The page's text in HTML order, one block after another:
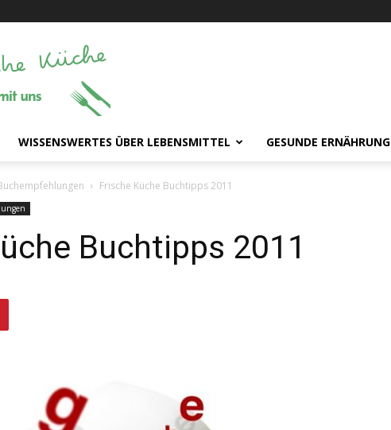
WISSENSWERTES ÜBER LEBENSMITTEL GESUNDE ERNÄHRUNG
Frische Küche Buchtipps 2011
Buchtipps 2011